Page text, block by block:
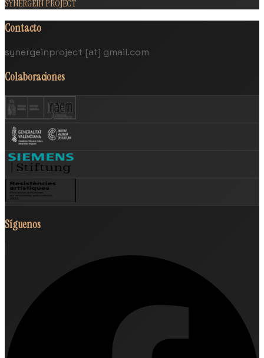
SYNERGEIN PROJECT
Contacto
synergeinproject [at] gmail.com
Colaboraciones
Síguenos